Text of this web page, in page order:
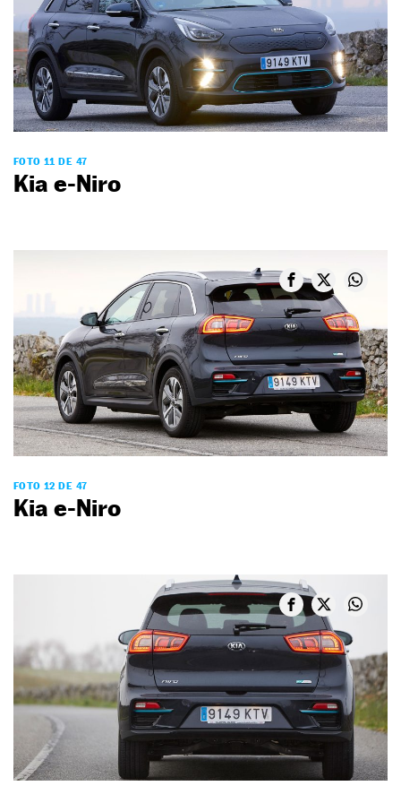
FOTO 11 DE 47
Kia e-Niro
FOTO 12 DE 47
Kia e-Niro